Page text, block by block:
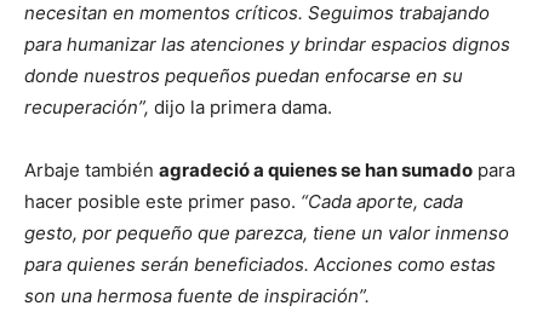
necesitan en momentos críticos. Seguimos trabajando
para humanizar las atenciones y brindar espacios dignos
donde nuestros pequeños puedan enfocarse en su
recuperación”, dijo la primera dama.
Arbaje también agradeció a quienes se han sumado para
hacer posible este primer paso. “Cada aporte, cada
gesto, por pequeño que parezca, tiene un valor inmenso
para quienes serán beneficiados. Acciones como estas
son una hermosa fuente de inspiración”.